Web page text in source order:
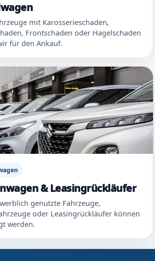
mit Karosserieschaden,
Frontschaden oder Hagelschaden
für den Ankauf.
& Leasingrückläufer
genutzte Fahrzeuge,
oder Leasingrückläufer können
werden.